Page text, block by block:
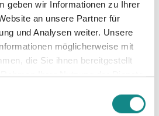
geben wir Informationen zu Ihrer
an unsere Partner für
und Analysen weiter. Unsere
möglicherweise mit
die Sie ihnen bereitgestellt
Ihrer Nutzung der Dienste